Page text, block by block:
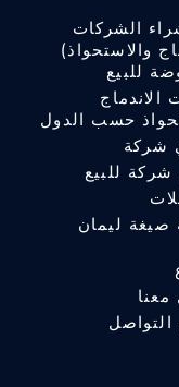
الشركات
والاستحواذ)
للبيع
حسب الدول
شركة
للبيع
صيغة ليمان
التواصل